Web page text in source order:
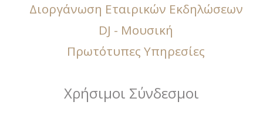
Διοργάνωση Εταιρικών Εκδηλώσεων
DJ - Μουσική
Πρωτότυπες Υπηρεσίες
Χρήσιμοι Σύνδεσμοι